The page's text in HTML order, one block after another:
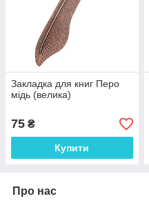
Закладка для книг Перо
мідь (велика)
75 ₴
Купити
Про нас